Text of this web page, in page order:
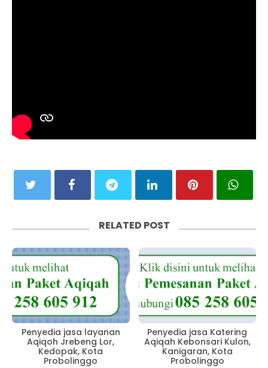
RELATED POST
Penyedia jasa layanan
Aqiqoh Jrebeng Lor,
Kedopak, Kota
Probolinggo
Penyedia jasa Katering
Aqiqah Kebonsari Kulon,
Kanigaran, Kota
Probolinggo